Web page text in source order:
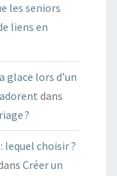
les seniors
liens en
glace lors d’un
dans
?
choisir ?
Créer un